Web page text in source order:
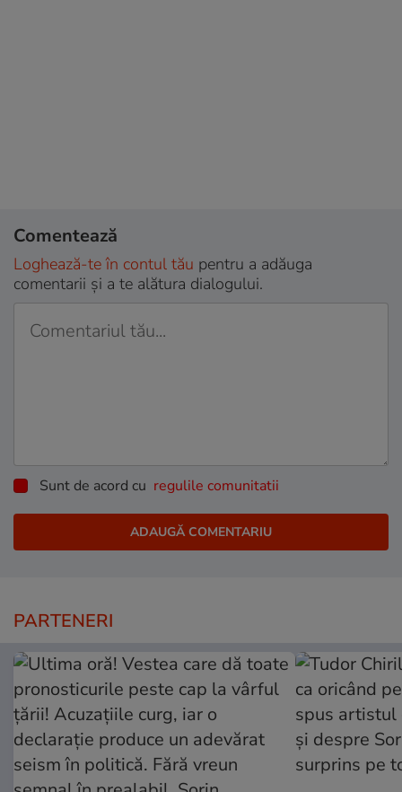
Comentează
Loghează-te în contul tău pentru a adăuga
comentarii și a te alătura dialogului.
Sunt de acord cu regulile comunitatii
PARTENERI